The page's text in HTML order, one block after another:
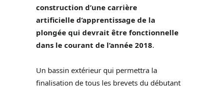
construction d’une carrière
artificielle d’apprentissage de la
plongée qui devrait être fonctionnelle
dans le courant de l’année 2018.
Un bassin extérieur qui permettra la
finalisation de tous les brevets du débutant